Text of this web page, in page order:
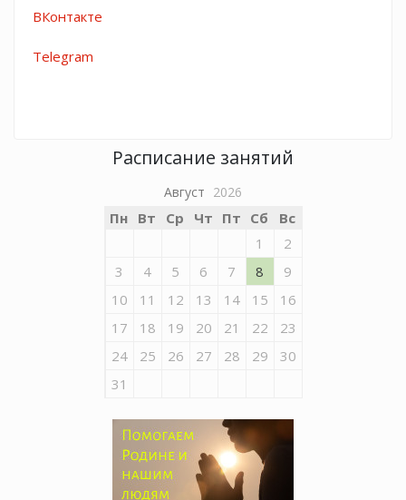
ВКонтакте
Telegram
Расписание занятий
Август 2026
Пн Вт Ср Чт Пт Сб
Вс
1
2
3
4 5 6 7 8
9
10
11 12 13 14 15
16
17
18 19 20 21 22
23
24
25 26 27 28 29
30
31